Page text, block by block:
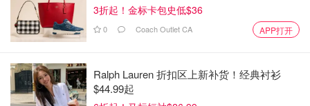
3折起！金标卡包史低$36
0 Coach Outlet CA APP打开
Ralph Lauren 折扣区上新补货！经典衬衫
$44.99起